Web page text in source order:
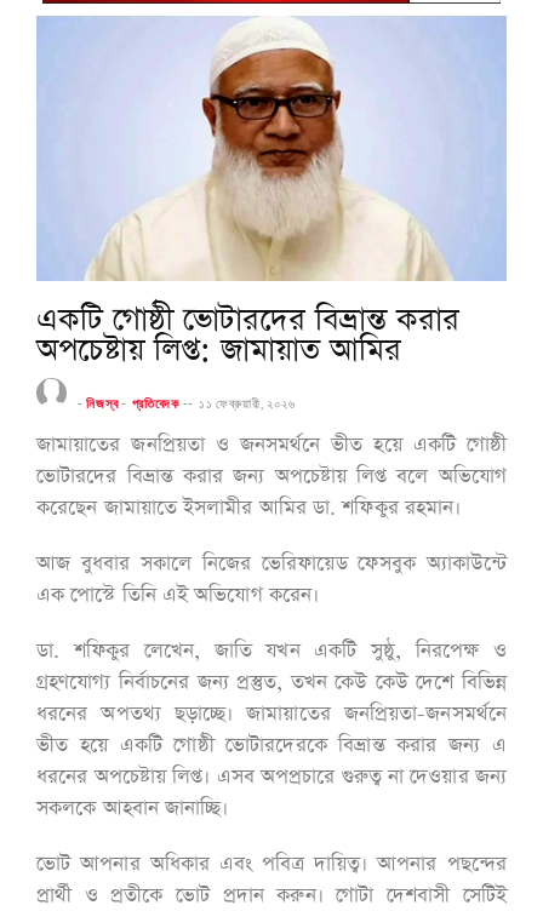
একটি গোষ্ঠী ভোটারদের বিভ্রান্ত করার
অপচেষ্টায় লিপ্ত: জামায়াত আমির
-নিজস্ব- প্রতিবেদক-- ১১ ফেব্রুয়ারী, ২০২৬
জামায়াতের জনপ্রিয়তা ও জনসমর্থনে ভীত হয়ে একটি গোষ্ঠী
ভোটারদের বিভ্রান্ত করার জন্য অপচেষ্টায় লিপ্ত বলে অভিযোগ
করেছেন জামায়াতে ইসলামীর আমির ডা. শফিকুর রহমান।
আজ বুধবার সকালে নিজের ভেরিফায়েড ফেসবুক অ্যাকাউন্টে
এক পোস্টে তিনি এই অভিযোগ করেন।
ডা. শফিকুর লেখেন, জাতি যখন একটি সুষ্ঠু, নিরপেক্ষ ও
গ্রহণযোগ্য নির্বাচনের জন্য প্রস্তুত, তখন কেউ কেউ দেশে বিভিন্ন
ধরনের অপতথ্য ছড়াচ্ছে। জামায়াতের জনপ্রিয়তা-জনসমর্থনে
ভীত হয়ে একটি গোষ্ঠী ভোটারদেরকে বিভ্রান্ত করার জন্য এ
ধরনের অপচেষ্টায় লিপ্ত। এসব অপপ্রচারে গুরুত্ব না দেওয়ার জন্য
সকলকে আহবান জানাচ্ছি।
ভোট আপনার অধিকার এবং পবিত্র দায়িত্ব। আপনার পছন্দের
প্রার্থী ও প্রতীকে ভোট প্রদান করুন। গোটা দেশবাসী সেটিই